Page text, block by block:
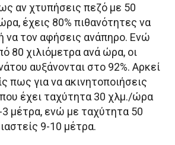
αν χτυπήσεις πεζό με 50
έχεις 80% πιθανότητες να
να τον αφήσεις ανάπηρο. Ενώ
80 χιλιόμετρα ανά ώρα, οι
αυξάνονται στο 92%. Αρκεί
πως για να ακινητοποιήσεις
έχει ταχύτητα 30 χλμ./ώρα
3 μέτρα, ενώ με ταχύτητα 50
9-10 μέτρα.